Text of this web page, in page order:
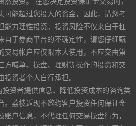
可能超过您投入的资金，因此，请您考
能力理性投资。投资风险不仅来自于杠
自于券商平台的不确定性，请您仔细甄
交易帐户应仅限本人使用，不应交由第
方喊单、操盘、理财等操作的投资和交
资者个人自行承担。
资者提供信息、降低投资成本的咨询类
。荔枝返现不邀约客户投资任何保证金
户信息，不代理任何交易操盘行为，